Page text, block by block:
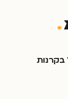
.
בקרנות